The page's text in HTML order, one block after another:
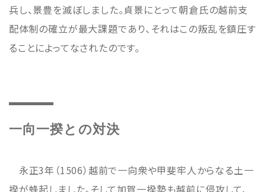
兵し、景豊を滅ぼしました。貞景にとって朝倉氏の越前支
配体制の確立が最大課題であり、それはこの叛乱を鎮圧す
ることによってなされたのです。
一向一揆との対決
永正3年（1506）越前で一向衆や甲斐牢人からなる土一
揆が蜂起しました。そして加賀一揆勢も越前に侵攻して、